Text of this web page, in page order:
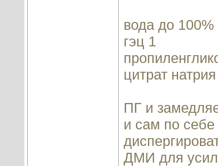
вода до 100%
гэц 1
цитрат
ПГ и
и сам по
ДМИ для